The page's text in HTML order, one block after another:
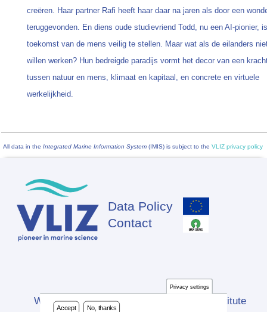
creëren. Haar partner Rafi heeft haar daar na jaren als door een
teruggevonden. En diens oude studievriend Todd, nu een AI-pionier,
toekomst van de mens veilig te stellen. Maar wat als de eilanders
willen werken? Hun bedreigde paradijs vormt het decor van een
tussen natuur en mens, klimaat en kapitaal, en concrete en virtuele
werkelijkheid.
All data in the Integrated Marine Information System (IMIS) is subject to the VLIZ privacy policy
Footer
Data Policy
Contact
Website developed by Flanders Marine Institute
Privacy settings
Accept No, thanks